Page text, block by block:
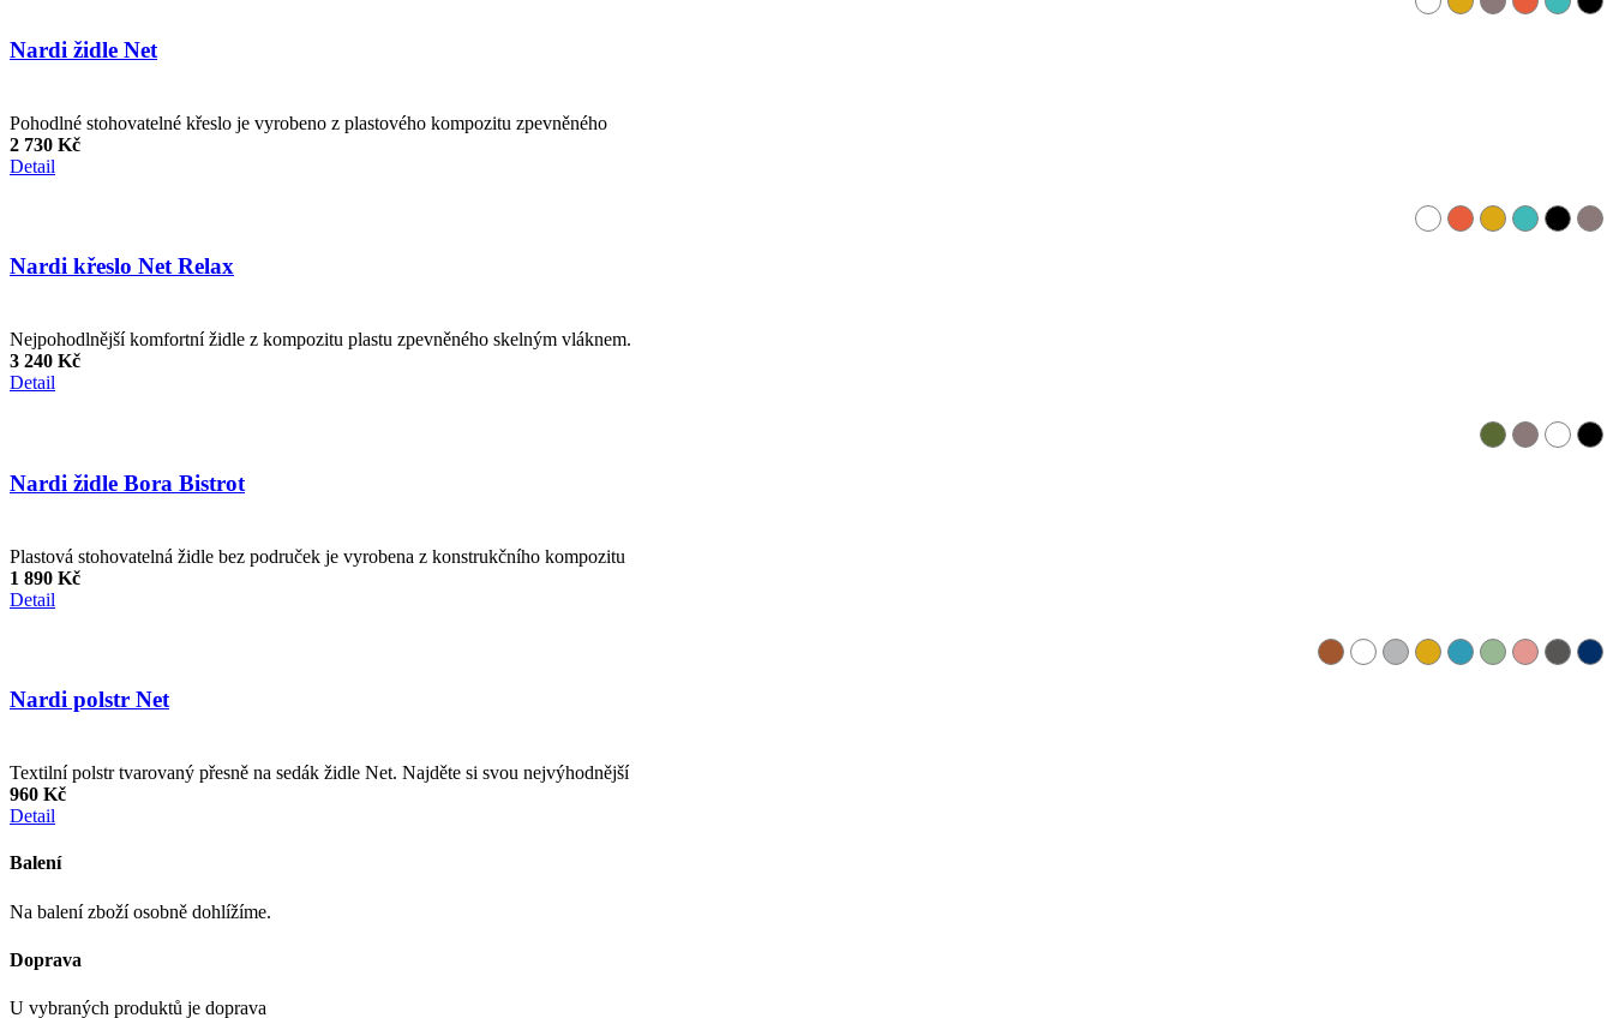
Nardi židle Net
Pohodlné stohovatelné křeslo je vyrobeno z plastového kompozitu zpevněného
2 730 Kč
Detail
Nardi křeslo Net Relax
Nejpohodlnější komfortní židle z kompozitu plastu zpevněného skelným vláknem.
3 240 Kč
Detail
Nardi židle Bora Bistrot
Plastová stohovatelná židle bez područek je vyrobena z konstrukčního kompozitu
1 890 Kč
Detail
Nardi polstr Net
Textilní polstr tvarovaný přesně na sedák židle Net. Najděte si svou nejvýhodnější
960 Kč
Detail
Balení
Na balení zboží osobně dohlížíme.
Doprava
U vybraných produktů je doprava